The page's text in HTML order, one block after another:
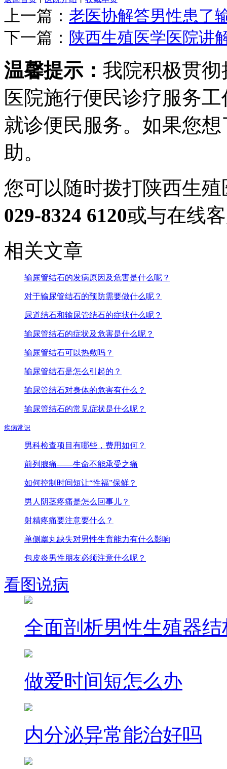
上一篇： 老医协解答男性患了
下一篇： 陕西生殖医学医院讲
温馨提示： 我院积极贯
医院施行便民诊疗服务
就诊便民服务。如果您
助。
您可以随时拨打陕西生
029-8324 6120或与在线
相关文章
输尿管结石的发病原因及危害是什么呢？
对于输尿管结石的预防需要做什么呢？
尿道结石和输尿管结石的症状什么呢？
输尿管结石的症状及危害是什么呢？
输尿管结石可以热敷吗？
输尿管结石是怎么引起的？
输尿管结石对身体的危害有什么？
输尿管结石的常见症状是什么呢？
疾病常识
男科检查项目有哪些，费用如何？
前列腺痛——生命不能承受之痛
如何控制时间短让“性福”保鲜？
男人阴茎疼痛是怎么回事儿？
射精疼痛要注意要什么？
单侧睾丸缺失对男性生育能力有什么影响
包皮炎男性朋友必须注意什么呢？
看图说病
全面剖析男性生殖器结
做爱时间短怎么办
内分泌异常能治好吗